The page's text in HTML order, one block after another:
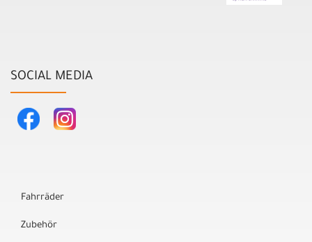
SOCIAL MEDIA
Fahrräder
Zubehör